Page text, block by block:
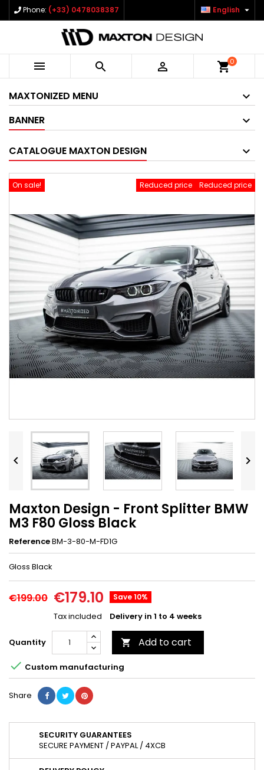
Phone: (+33) 0478038387 English 
   shopping_cart0
MAXTONIZED MENU
BANNER
CATALOGUE MAXTON DESIGN
On sale! Reduced price
Reduced price
 
Maxton Design - Front Splitter BMW
M3 F80 Gloss Black
ReferenceBM-3-80-M-FD1G
Gloss Black
€199.00 €179.10 Save 10%
Tax included Delivery in 1 to 4 weeks
Quantity  Add to cart
 Custom manufacturing
Share
SECURITY GUARANTEES
SECURE PAYMENT / PAYPAL / 4XCB